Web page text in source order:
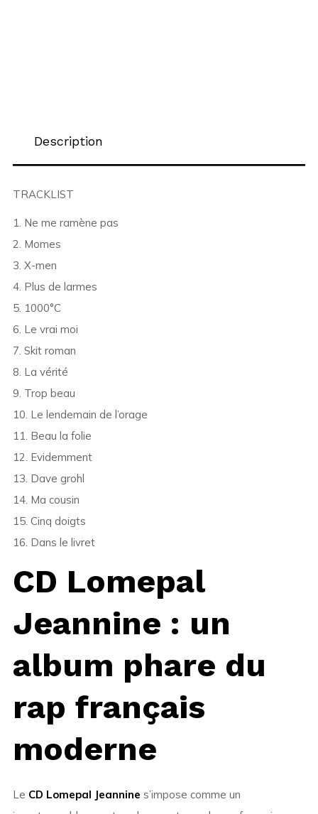
Description
TRACKLIST
1. Ne me ramène pas
2. Momes
3. X-men
4. Plus de larmes
5. 1000°C
6. Le vrai moi
7. Skit roman
8. La vérité
9. Trop beau
10. Le lendemain de l’orage
11. Beau la folie
12. Evidemment
13. Dave grohl
14. Ma cousin
15. Cinq doigts
16. Dans le livret
CD Lomepal
Jeannine : un
album phare du
rap français
moderne
Le CD Lomepal Jeannine s’impose comme un